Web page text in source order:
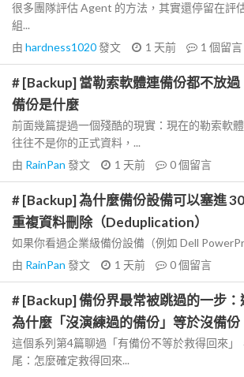
很多團隊評估 Agent 的方法，其實還停留在評
組...
由 hardness1020發文 1 天前 1 個留言
# [Backup] 當勒索軟體連備份都不放
備份是什麼
前面幾篇提過一個殘酷的現實：現在的勒索軟
往往不是你的正式資料，...
由 RainPan 發文 1 天前 0個留言
# [Backup] 為什麼備份設備可以塞進
重複資料刪除（Deduplication）
如果你看過企業級備份設備（例如 Dell
由 RainPan 發文 1 天前 0個留言
# [Backup] 備份界最常被跳過的一步
為什麼「沒演練過的備份」等於沒備份
這個系列第4篇聊過「有備份不等於救得回來」
尾：怎麼確定救得回來...